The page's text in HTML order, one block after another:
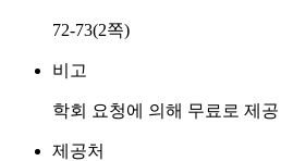
72-73(2쪽)
비고
학회 요청에 의해 무료로 제공
제공처